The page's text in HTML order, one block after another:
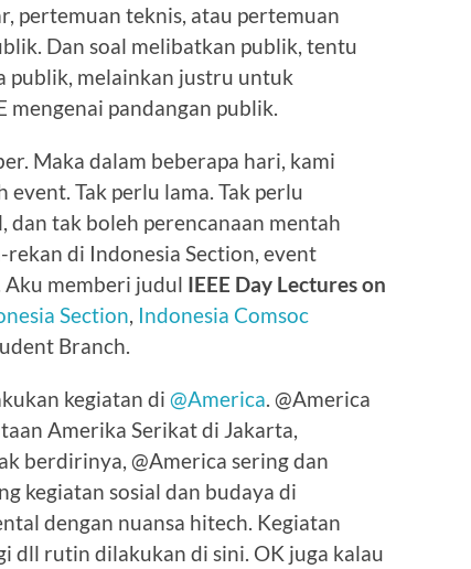
pertemuan teknis, atau pertemuan
Dan soal melibatkan publik, tentu
publik, melainkan justru untuk
mengenai pandangan publik.
Maka dalam beberapa hari, kami
Tak perlu lama. Tak perlu
dan tak boleh perencanaan mentah
di Indonesia Section, event
Aku memberi judul IEEE Day Lectures on
Section, Indonesia Comsoc
Branch.
kegiatan di @America. @America
Amerika Serikat di Jakarta,
berdirinya, @America sering dan
kegiatan sosial dan budaya di
dengan nuansa hitech. Kegiatan
dll rutin dilakukan di sini. OK juga kalau